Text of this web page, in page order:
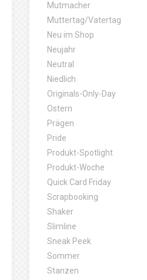
Mutmacher
Muttertag/Vatertag
Neu im Shop
Neujahr
Neutral
Niedlich
Originals-Only-Day
Ostern
Prägen
Pride
Produkt-Spotlight
Produkt-Woche
Quick Card Friday
Scrapbooking
Shaker
Slimline
Sneak Peek
Sommer
Stanzen